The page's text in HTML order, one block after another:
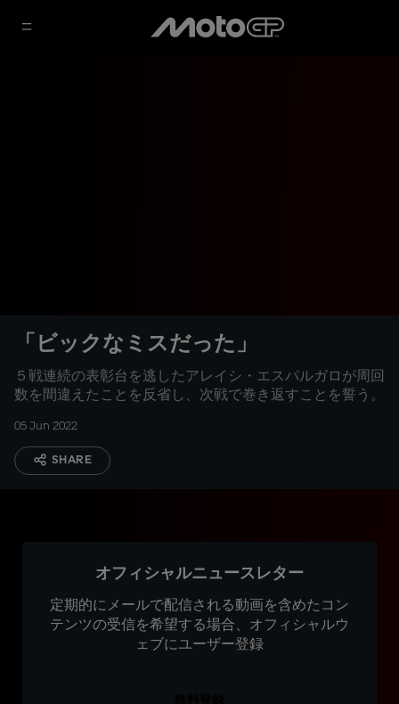
「ビックなミスだった」
５戦連続の表彰台を逃したアレイシ・エスパルガロが周回
数を間違えたことを反省し、次戦で巻き返すことを誓う。
05 Jun 2022
SHARE
オフィシャルニュースレター
定期的にメールで配信される動画を含めたコン
テンツの受信を希望する場合、オフィシャルウ
ェブにユーザー登録